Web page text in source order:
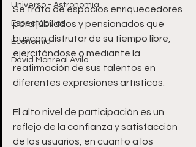
Universo - Astronomía
Espectáculos
Economía
David Monreal Ávila
Se trata de espacios enriquecedores
para jubilados y pensionados que
buscan disfrutar de su tiempo libre,
ejercitándose o mediante la
reafirmación de sus talentos en
diferentes expresiones artísticas.
El alto nivel de participación es un
reflejo de la confianza y satisfacción
de los usuarios, en cuanto a los